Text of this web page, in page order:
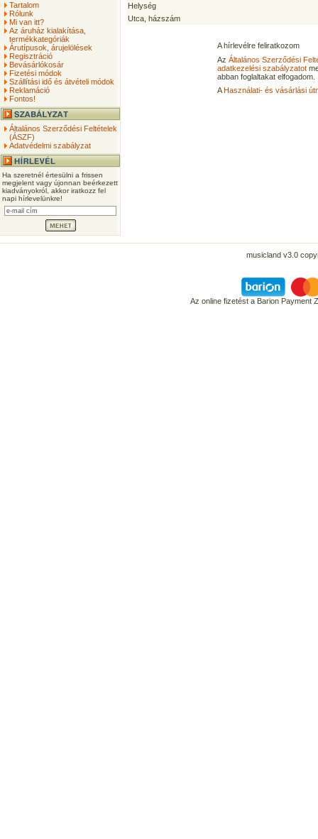
Tartalom
Rólunk
Mi van itt?
Az áruház kialakítása,
termékkategóriák
Árutípusok, árujelölések
Regisztráció
Bevásárlókosár
Fizetési módok
Szállítási idő és átvételi módok
Reklamáció
Fontos!
Általános Szerződési Feltételek
(ÁSZF)
Adatvédelmi szabályzat
Ha szeretnél értesülni a frissen
megjelent vagy újonnan beérkezett
kiadványokról, akkor iratkozz fel
napi hírlevelünkre!
Helység
Utca, házszám
A hírlevélre feliratkozom
Az Általános Szerződési
adatkezelési szabályzatot
abban foglaltakat elfogadom.
AHasználati- és vásárlási
musicland v3.0
Az online fizetést a Barion Payment